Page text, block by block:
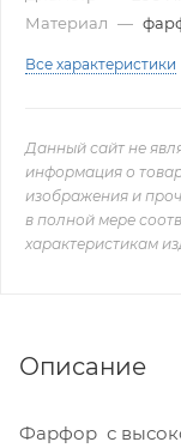
Материал —
Все характеристики
Данный сайт не
информация о
изображения и
в полной мере
характеристикам
Описание
Фарфор с